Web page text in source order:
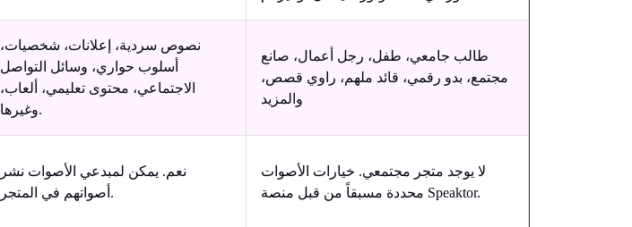
نصوص سردية، إعلانات، شخصيات،
أسلوب حواري، وسائل التواصل
الاجتماعي، محتوى تعليمي، ألعاب،
وغيرها.
طالب جامعي، طفل، رجل أعمال، صانع
مجتمع، بدو رقمي، قائد ملهم، راوي قصص،
والمزيد
نعم. يمكن لمبدعي الأصوات نشر
أصواتهم في المتجر.
لا يوجد متجر مجتمعي. خيارات الأصوات
محددة مسبقاً من قبل منصة Speaktor.